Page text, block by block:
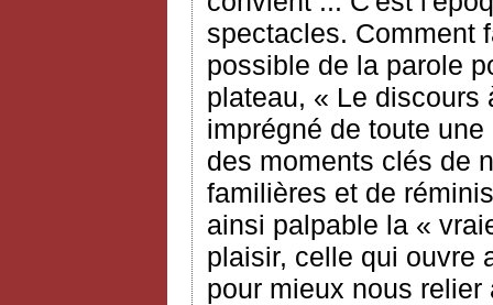
spectacles. Comment
possible de la parole
plateau, « Le discours
imprégné de toute
des moments clés de
familières et de
ainsi palpable la «
plaisir, celle qui ouvre
pour mieux nous relier